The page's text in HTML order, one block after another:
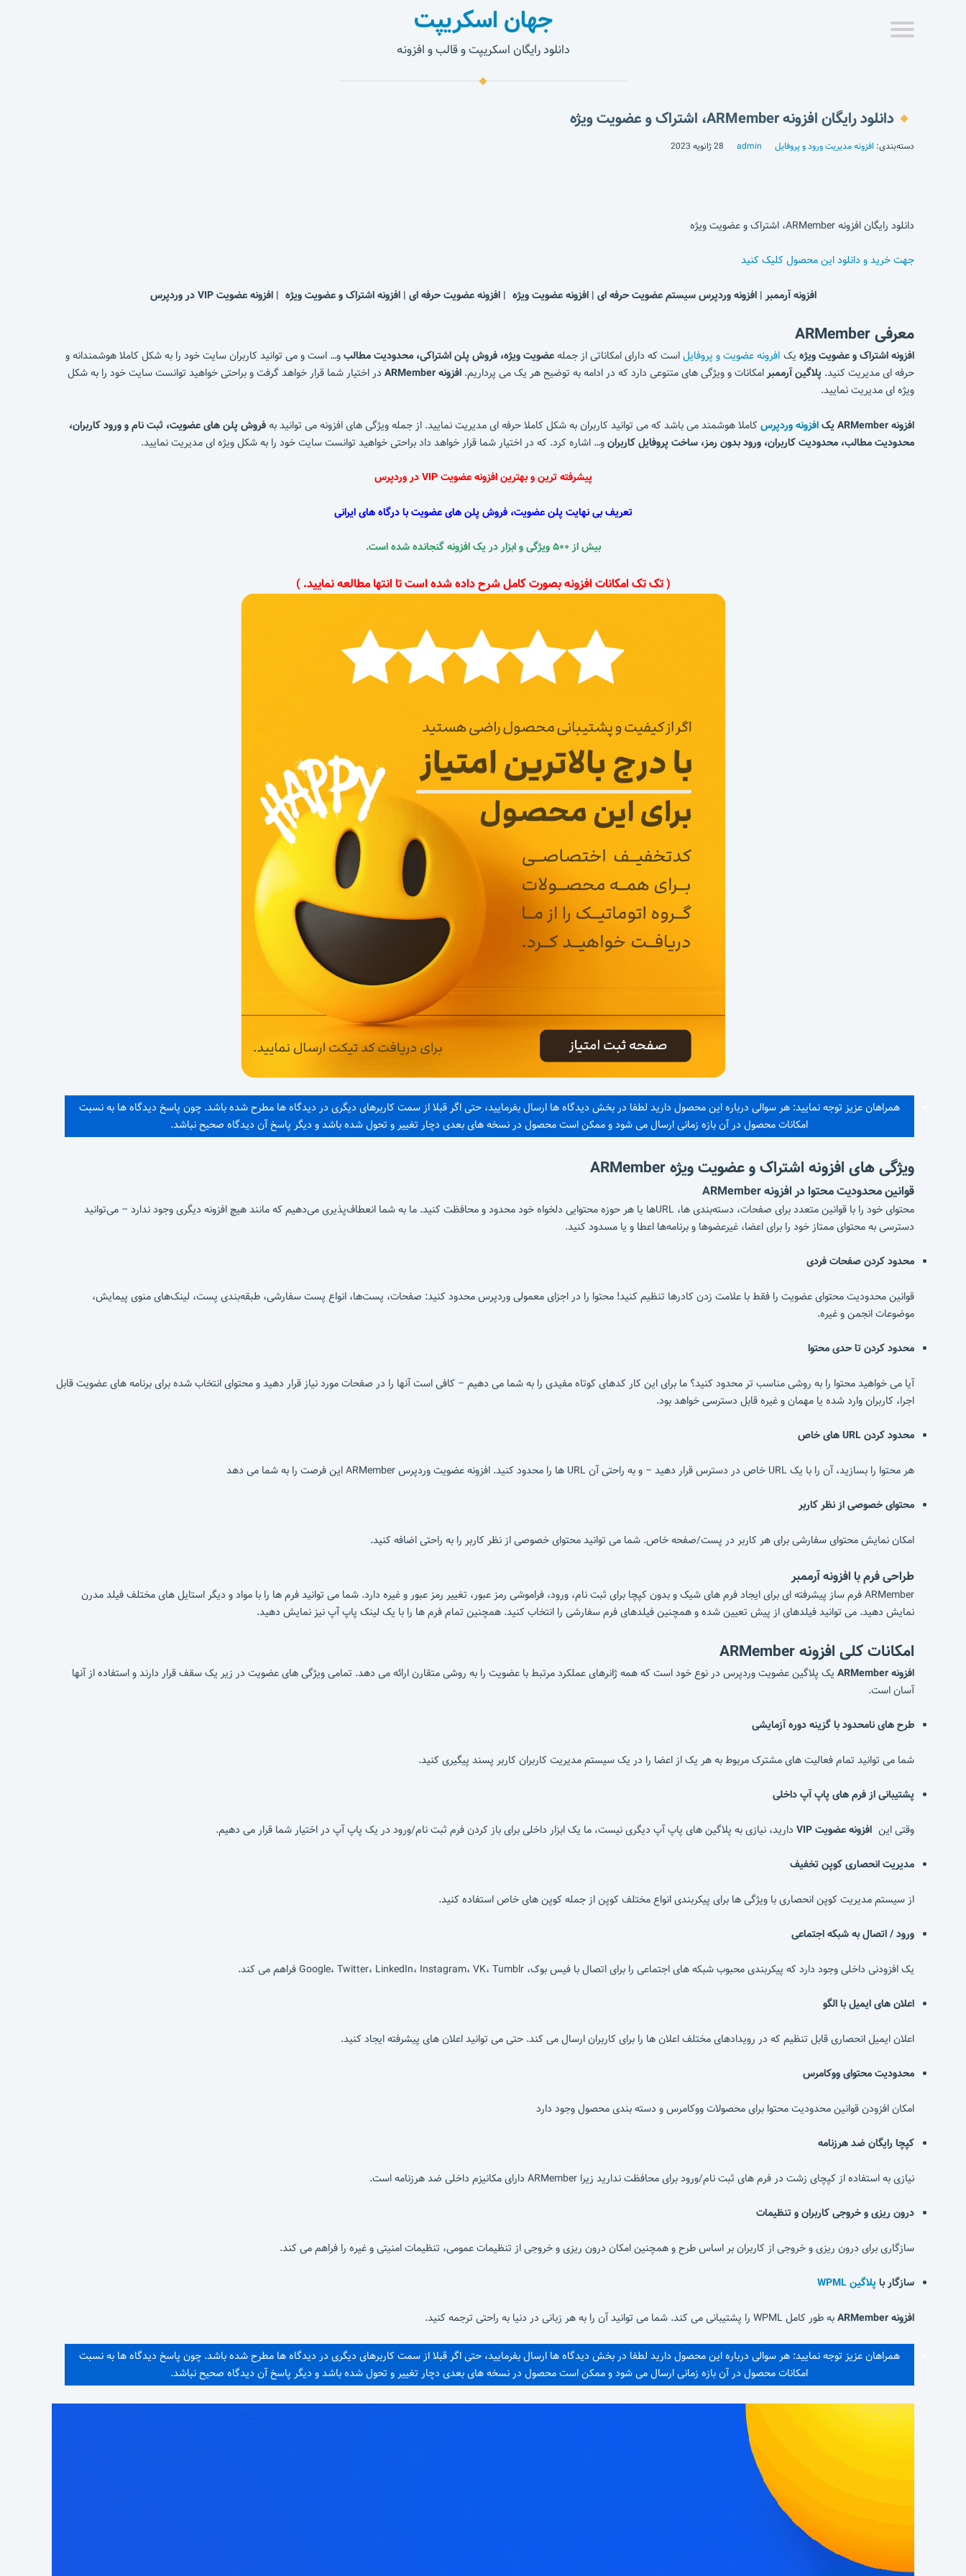
جهان اسکریپت
دانلود رایگان اسکریپت و قالب و افزونه
دانلود رایگان افزونه ARMember، اشتراک و عضویت ویژه
دسته‌بندی: افزونه مدیریت ورود و پروفایل admin 28 ژانویه 2023
دانلود رایگان افزونه ARMember، اشتراک و عضویت ویژه
جهت خرید و دانلود این محصول کلیک کنید
افزونه آرممبر |افزونه وردپرس سیستم عضویت حرفه ای | افزونه عضویت ویژه | افزونه عضویت حرفه ای | افزونه اشتراک و عضویت ویژه | افزونه عضویت VIP در وردپرس
معرفی
افزونهاشتراک و عضویت ویژه یک افرونه عضویت و پروفایلاست که دارای امکاناتی از جملهعضویت ویژه، فروش پلن اشتراکی، محدودیت مطالبو… است و می توانید کاربران سایت خود را به شکل کاملا هوشمندانه و
حرفه ای مدیریت کنید. پلاگین آرممبرامکانات و ویژگی های متنوعی دارد که در ادامه به توضیح هر یک می پرداریم. افزونه ARMember
در اختیار شما قرار خواهد گرفت و براحتی خواهید توانست سایت خود را به شکل
ویژه ای مدیریت نمایید.
افزونه یکافزونه وردپرسکاملا هوشمند می باشد که می توانید کاربران به شکل کاملا حرفه ای مدیریت نمایید. از جمله ویژگی های افزونه می توانید بهفروش پلن های عضویت، ثبت نام و ورود کاربران،
محدودیت مطالب، محدودیت کاربران، ورود بدون رمز، ساخت پروفایل کاربرانو… اشاره کرد. که در اختیار شما قرار خواهد داد براحتی خواهید توانست سایت خود را به شکل ویژه ای مدیریت نمایید.
پیشرفته ترین و بهترین افزونه عضویت VIP در وردپرس
تعریف بی نهایت پلن عضویت، فروش پلن های عضویت با درگاه های ایرانی
بیش از ۵۰۰ ویژگی و ابزار در یک افزونه گنجانده شده است.
( تک تک امکانات افزونه بصورت کامل شرح داده شده است تا انتها مطالعه نمایید. )
همراهان عزیز توجه نمایید: هر سوالی درباره این محصول دارید لطفا در بخش دیدگاه ها ارسال بفرمایید، حتی اگر قبلا از سمت کاربرهای دیگری در دیدگاه ها مطرح شده باشد. چون پاسخ دیدگاه ها به نسبت
امکانات محصول در آن بازه زمانی ارسال می شود و ممکن است محصول در نسخه های بعدی دچار تغییر و تحول شده باشد و دیگر پاسخ آن دیدگاه صحیح نباشد.
ویژگی های افزونه اشتراک و عضویت ویژه
قوانین محدودیت محتوا در افزونه
محتوای خود را با قوانین متعدد برای صفحات، دسته‌بندی ها، URLها یا هر حوزه محتوایی دلخواه خود محدود و محافظت کنید. ما به شما انعطاف‌پذیری می‌دهیم که مانند هیچ افزونه دیگری وجود ندارد – می‌توانید
دسترسی به محتوای ممتاز خود را برای اعضا، غیرعضوها و برنامه‌ها اعطا و یا مسدود کنید.
محدود کردن صفحات فردی
قوانین محدودیت محتوای عضویت را فقط با علامت زدن کادرها تنظیم کنید! محتوا را در اجزای معمولی وردپرس محدود کنید: صفحات، پست‌ها، انواع پست سفارشی، طبقه‌بندی پست، لینک‌های منوی پیمایش،
موضوعات انجمن و غیره.
محدود کردن تا حدی محتوا
آیا می خواهید محتوا را به روشی مناسب تر محدود کنید؟ ما برای این کار کدهای کوتاه مفیدی را به شما می دهیم – کافی است آنها را در صفحات مورد نیاز قرار دهید و محتوای انتخاب شده برای برنامه های عضویت قابل
اجرا، کاربران وارد شده یا مهمان و غیره قابل دسترسی خواهد بود.
محدود کردن URL های خاص
هر محتوا را بسازید، آن را با یک URL خاص در دسترس قرار دهید – و به راحتی آن URL ها را محدود کنید. افزونه عضویت وردپرس ARMember این فرصت را به شما می دهد
محتوای خصوصی از نظر کاربر
امکان نمایش محتوای سفارشی برای هر کاربر در پست/صفحه خاص. شما می توانید محتوای خصوصی از نظر کاربر را به راحتی اضافه کنید.
طراحی فرم با افزونه آرممبر
ARMember فرم ساز پیشرفته ای برای ایجاد فرم های شیک و بدون کپچا برای ثبت نام، ورود، فراموشی رمز عبور، تغییر رمز عبور و غیره دارد. شما می توانید فرم ها را با مواد و دیگر استایل های مختلف فیلد مدرن
نمایش دهید. می توانید فیلدهای از پیش تعیین شده و همچنین فیلدهای فرم سفارشی را انتخاب کنید. همچنین تمام فرم ها را با یک لینک پاپ آپ نیز نمایش دهید.
امکانات کلی افزونه
افزونه ARMember
یک پلاگین عضویت وردپرس در نوع خود است که همه ژانرهای عملکرد مرتبط با عضویت را به روشی متقارن ارائه می دهد. تمامی ویژگی های عضویت در زیر یک سقف قرار دارند و استفاده از آنها
آسان است.
طرح های نامحدود با گزینه دوره آزمایشی
شما می توانید تمام فعالیت های مشترک مربوط به هر یک از اعضا را در یک سیستم مدیریت کاربران کاربر پسند پیگیری کنید.
پشتیبانی از فرم های پاپ آپ داخلی
وقتی این افزونه عضویت VIP دارید، نیازی به پلاگین های پاپ آپ دیگری نیست، ما یک ابزار داخلی برای باز کردن فرم ثبت نام/ورود در یک پاپ آپ در اختیار شما قرار می دهیم.
مدیریت انحصاری کوپن تخفیف
از سیستم مدیریت کوپن انحصاری با ویژگی ها برای پیکربندی انواع مختلف کوپن از جمله کوپن های خاص استفاده کنید.
ورود / اتصال به شبکه اجتماعی
یک افزودنی داخلی وجود دارد که پیکربندی محبوب شبکه های اجتماعی را برای اتصال با فیس بوک، Google، Twitter، LinkedIn، Instagram، VK، Tumblr فراهم می کند.
اعلان های ایمیل با الگو
اعلان ایمیل انحصاری قابل تنظیم که در رویدادهای مختلف اعلان ها را برای کاربران ارسال می کند. حتی می توانید اعلان های پیشرفته ایجاد کنید.
محدودیت محتوای ووکامرس
امکان افزودن قوانین محدودیت محتوا برای محصولات ووکامرس و دسته بندی محصول وجود دارد
کپچا رایگان ضد هرزنامه
نیازی به استفاده از کپچای زشت در فرم های ثبت نام/ورود برای محافظت ندارید زیرا ARMember دارای مکانیزم داخلی ضد هرزنامه است.
درون ریزی و خروجی کاربران و تنظیمات
سازگاری برای درون ریزی و خروجی از کاربران بر اساس طرح و همچنین امکان درون ریزی و خروجی از تنظیمات عمومی، تنظیمات امنیتی و غیره را فراهم می کند.
سازگار با پلاگین WPML
افزونه ARMember به طور کامل WPML را پشتیبانی می کند. شما می توانید آن را به هر زبانی در دنیا به راحتی ترجمه کنید.
همراهان عزیز توجه نمایید: هر سوالی درباره این محصول دارید لطفا در بخش دیدگاه ها ارسال بفرمایید، حتی اگر قبلا از سمت کاربرهای دیگری در دیدگاه ها مطرح شده باشد. چون پاسخ دیدگاه ها به نسبت
امکانات محصول در آن بازه زمانی ارسال می شود و ممکن است محصول در نسخه های بعدی دچار تغییر و تحول شده باشد و دیگر پاسخ آن دیدگاه صحیح نباشد.